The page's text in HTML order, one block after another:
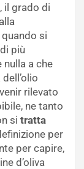
il grado di
si
più
nulla a che
rilevato
ne tanto
si tratta
per
per capire,
d’oliva